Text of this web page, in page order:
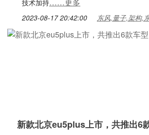
技术加持
2023-08-17 20:42:00 东风,量子,架构,
新款北京eu5plus上市，共推出6